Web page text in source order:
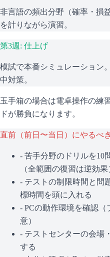
非言語の頻出分野（確率・損
を計りながら演習。
第3週: 仕上げ
模試で本番シミュレーション
中対策。
玉手箱の場合は電卓操作の練
ドが勝負になります。
直前（前日〜当日）にやるべ
- 苦手分野のドリルを10
（全範囲の復習は逆効果
- テストの制限時間と問
標時間を頭に入れる
- PCの動作環境を確認
意）
- テストセンターの会場
する